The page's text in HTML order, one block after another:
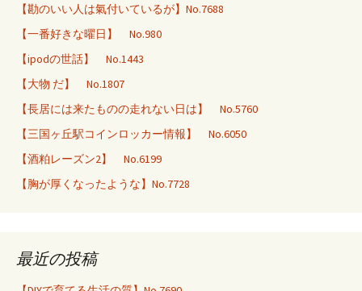
【勘のいい人は氣付いているが】No.7688
【一番好きな曜日】 No.980
【ipodの世話】 No.1443
【大物 だ】 No.1807
【長居には来たものの走れない日は】 No.5760
【三国ヶ丘駅コインロッカー情報】 No.6050
【酒粕レーズン2】 No.6199
【胸が厚くなったような】No.7728
最近の投稿